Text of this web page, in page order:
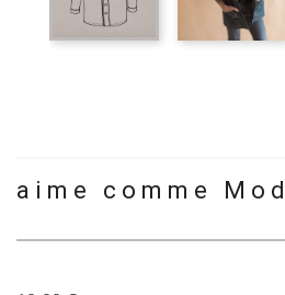
aime comme